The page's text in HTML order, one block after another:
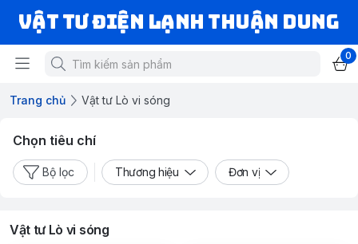
VẬT TƯ ĐIỆN LẠNH THUẬN DUNG
0
Trang chủ Vật tư Lò vi sóng
Chọn tiêu chí
Bộ lọc Thương hiệu Đơn vị
Vật tư Lò vi sóng